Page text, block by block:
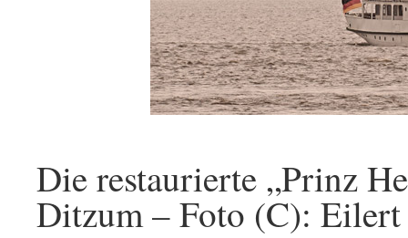
Die restaurierte „Prinz
Ditzum – Foto (C):